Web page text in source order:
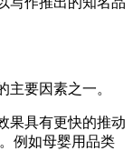
要因素之一。
果具有更快的推动
例如母婴用品类